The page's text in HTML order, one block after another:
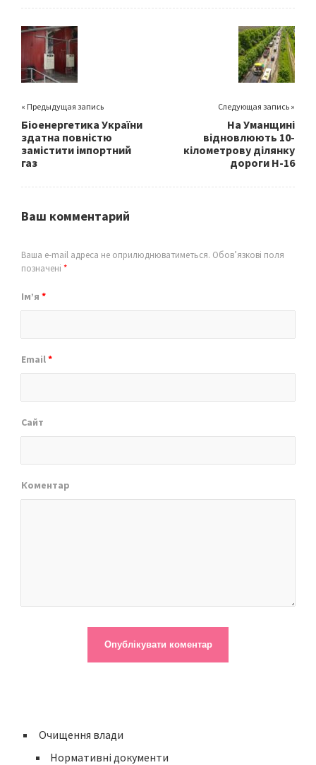
o
o
k
er
« Предыдущая запись
Біоенергетика України
здатна повністю
замістити імпортний
газ
Следующая запись »
На Уманщині
відновлюють 10-
кілометрову ділянку
дороги Н-16
Ваш комментарий
Ваша e-mail адреса не оприлюднюватиметься. Обов’язкові поля
позначені *
Ім’я *
Email*
Сайт
Коментар
Очищення влади
Нормативні документи